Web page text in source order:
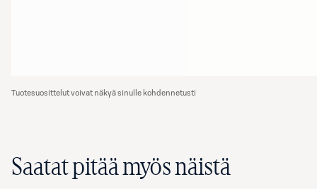
Tuotesuosittelut voivat näkyä sinulle kohdennetusti
Saatat pitää myös näistä